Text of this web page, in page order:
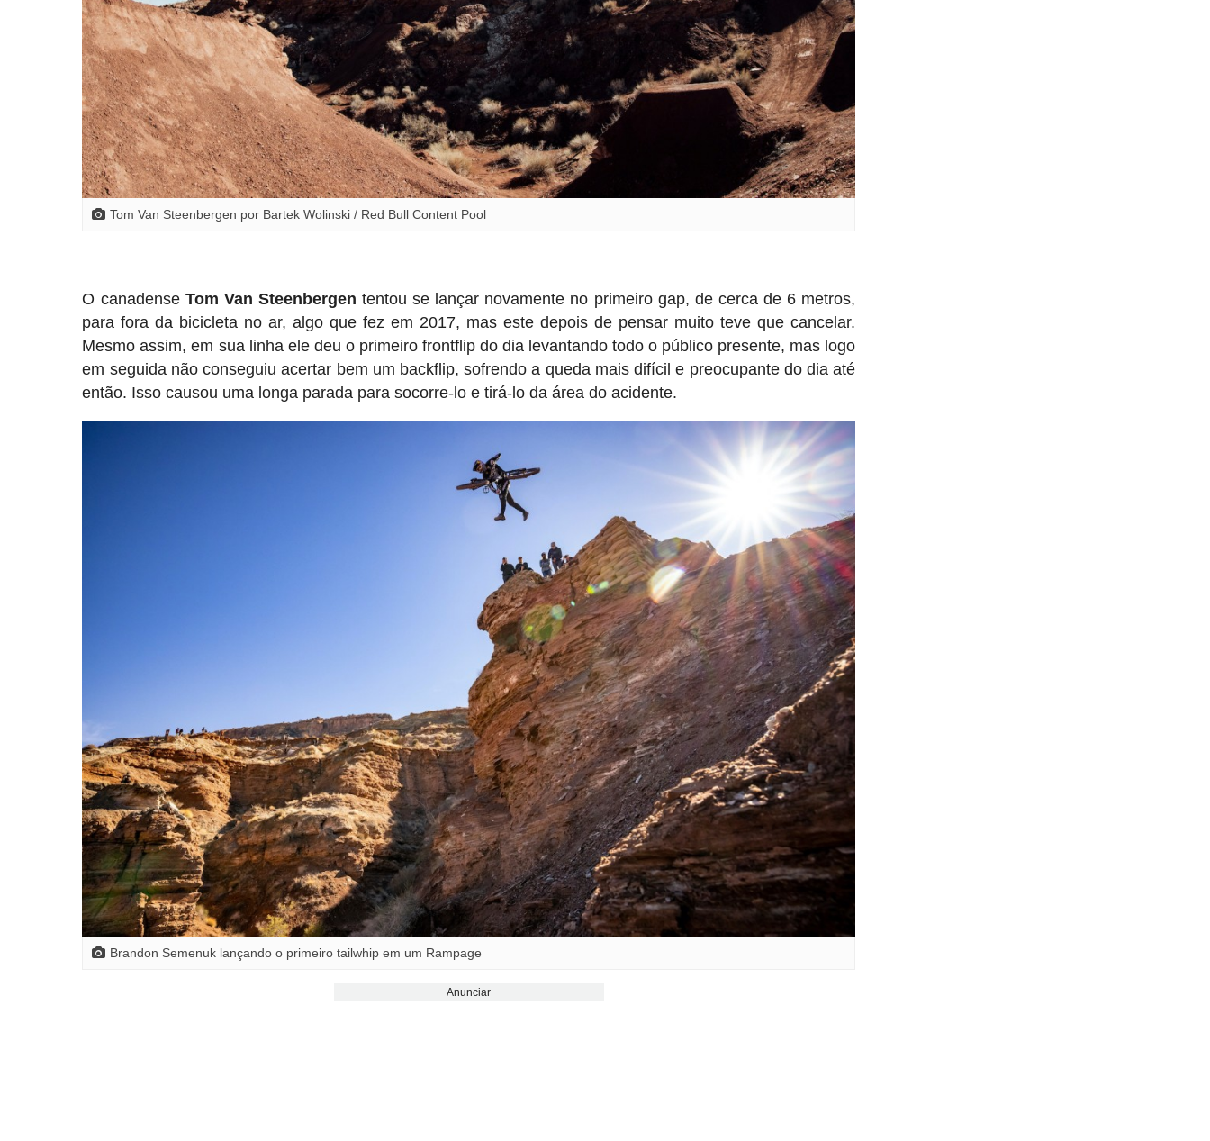
Tom Van Steenbergen por Bartek Wolinski / Red Bull Content Pool
O canadense Tom Van Steenbergen tentou se lançar novamente no primeiro gap, de cerca de 6 metros,
para fora da bicicleta no ar, algo que fez em 2017, mas este depois de pensar muito teve que cancelar.
Mesmo assim, em sua linha ele deu o primeiro frontflip do dia levantando todo o público presente, mas logo
em seguida não conseguiu acertar bem um backflip, sofrendo a queda mais difícil e preocupante do dia até
então. Isso causou uma longa parada para socorre-lo e tirá-lo da área do acidente.
Brandon Semenuk lançando o primeiro tailwhip em um Rampage
Anunciar